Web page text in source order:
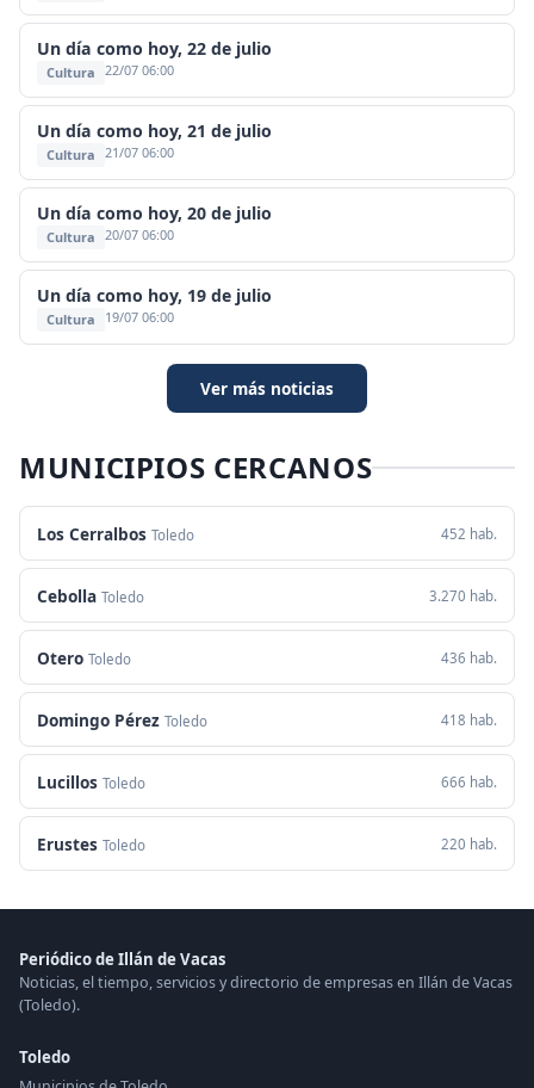
Un día como hoy, 22 de julio
Cultura 22/07 06:00
Un día como hoy, 21 de julio
Cultura 21/07 06:00
Un día como hoy, 20 de julio
Cultura 20/07 06:00
Un día como hoy, 19 de julio
Cultura 19/07 06:00
Ver más noticias
MUNICIPIOS CERCANOS
Los Cerralbos Toledo 452 hab.
Cebolla Toledo 3.270 hab.
Otero Toledo 436 hab.
Domingo Pérez Toledo 418 hab.
Lucillos Toledo 666 hab.
Erustes Toledo 220 hab.
Periódico de Illán de Vacas
Noticias, el tiempo, servicios y directorio de empresas en Illán de Vacas
(Toledo).
Toledo